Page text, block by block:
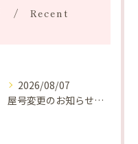
Recent
2026/08/07
屋号変更のお知らせと「SAKUYA Harmonies」に込めた想い